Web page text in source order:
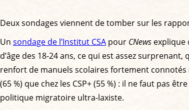
Deux sondages viennent de tomber sur les
Un sondage de l’Institut CSA pour CNewsexplique
d’âge des 18-24 ans, ce qui est assez
renfort de manuels scolaires fortement connotés
(65 %) que chez les CSP+ (55 %) : il ne faut pas
politique migratoire ultra-laxiste.